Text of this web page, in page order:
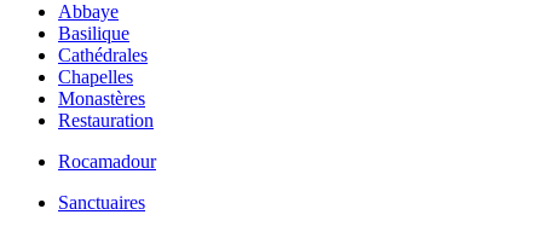
Abbaye
Basilique
Cathédrales
Chapelles
Monastères
Restauration
Rocamadour
Sanctuaires